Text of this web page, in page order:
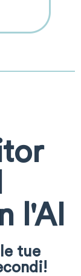
l'AI
tue